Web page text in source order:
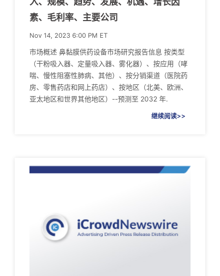
素、毛利率、主要公司
Nov 14, 2023 6:00 PM ET
市场概述 鼻黏膜供药设备市场研究报告信息 按类型
（干粉吸入器、定量吸入器、雾化器）、按应用（哮
喘、慢性阻塞性肺病、其他）、按分销渠道（医院药
房、零售药店和网上药店）、按地区（北美、欧洲、
亚太地区和世界其他地区）--预测至 2032 年.
继续阅读>>